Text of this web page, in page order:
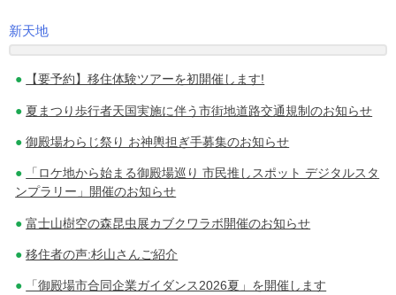
投
稿
ナ
ビ
ゲ
シ
ョ
新天地
【要予約】移住体験ツアーを初開催します!
夏まつり歩行者天国実施に伴う市街地道路交通規制のお知らせ
御殿場わらじ祭り お神輿担ぎ手募集のお知らせ
「ロケ地から始まる御殿場巡り 市民推しスポット デジタルスタ
ンプラリー」開催のお知らせ
富士山樹空の森昆虫展カブクワラボ開催のお知らせ
移住者の声:杉山さんご紹介
「御殿場市合同企業ガイダンス2026夏」を開催します